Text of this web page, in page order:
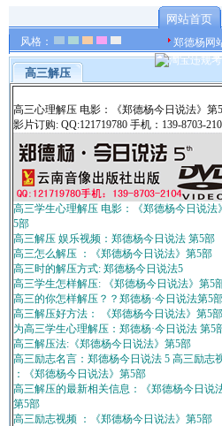
风格：
网站首页
郑德杨网
高三解压
高三心理解压 电影：《郑德杨今日说法》第
影片订购: QQ:121719780 手机：139-8703-
高三学生心理解压 电影：《郑德杨今日说法
5部
高三解压 娱乐视频：郑德杨今日说法 第5部
高三怎么解压 ：《郑德杨今日说法》第5部
高三时的解压方式: 郑德杨今日说法5
高三学生怎样解压: 《郑德杨今日说法》第5
高三的你怎样解压？？郑德杨·今日说法第5
高三解压好方法： 《郑德杨今日说法》第5部
为高三学生心理解压：郑德杨·今日说法 第5
高三解压法:《郑德杨今日说法》第5部
高三励志名言：郑德杨今日说法 5 高三励志
：《郑德杨今日说法》第5部
高三解压的最新相关信息：《郑德杨今日说
第5部
高三励志视频 ：《郑德杨今日说法》第5部